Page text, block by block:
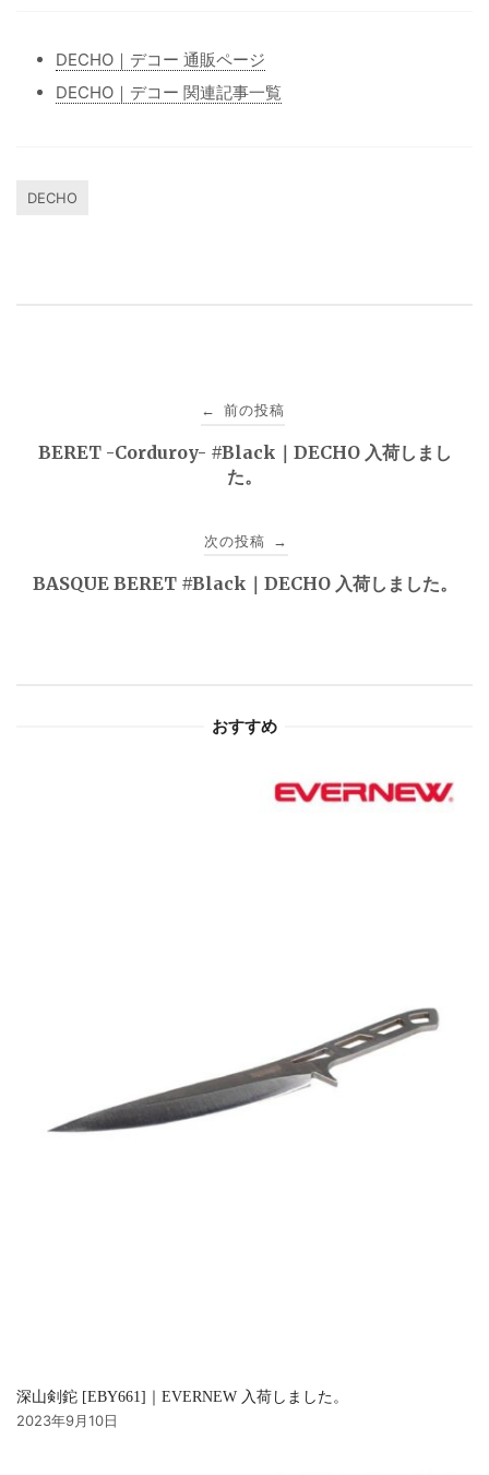
DECHO｜デコー 通販ページ
DECHO｜デコー 関連記事一覧
DECHO
稿
ゲ
← 前の投稿
BERET -Corduroy- #Black｜DECHO 入荷しまし
た。
次の投稿 →
BASQUE BERET #Black｜DECHO 入荷しました。
おすすめ
深山剣鉈 [EBY661]｜EVERNEW 入荷しました。
2023年9月10日